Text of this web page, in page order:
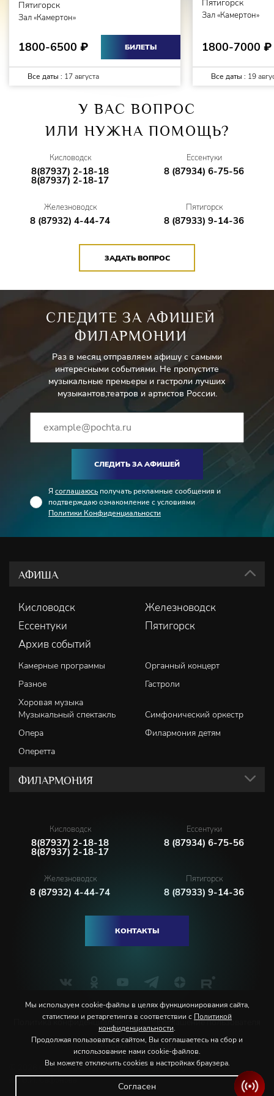
волшебства остается в сердце каждого зрителя,
побывавшего на концерте, вне зависимости от
местоположения на карте и языка исполнения!
Пятигорск
Зал «Камертон»
1800-6500 ₽ БИЛЕТЫ
Все даты : 17 августа
Пятигорск
Зал «Камертон»
1800-7000 ₽
Все даты : 19
У ВАС ВОПРОС
ИЛИ НУЖНА ПОМОЩЬ?
Кисловодск
8(87937) 2-18-18
8(87937) 2-18-17
Ессентуки
8 (87934) 6-75-56
Железноводск
8 (87932) 4-44-74
Пятигорск
8 (87933) 9-14-36
ЗАДАТЬ ВОПРОС
СЛЕДИТЕ ЗА АФИШЕЙ
ФИЛАРМОНИИ
Раз в месяц отправляем афишу с самыми
интересными событиями. Не пропустите
музыкальные премьеры и гастроли лучших
музыкантов,театров и артистов России.
СЛЕДИТЬ ЗА АФИШЕЙ
Я соглашаюсь получать рекламные сообщения и
подтверждаю ознакомление с условиями
Политики Конфиденциальности
АФИША
Кисловодск
Железноводск
Ессентуки
Пятигорск
Архив событий
Камерные программы
Органный концерт
Разное
Гастроли
Хоровая музыка
Музыкальный спектакль
Симфонический оркестр
Опера
Филармония детям
Оперетта
ФИЛАРМОНИЯ
Кисловодск
8(87937) 2-18-18
8(87937) 2-18-17
Ессентуки
8 (87934) 6-75-56
Железноводск
8 (87932) 4-44-74
Пятигорск
8 (87933) 9-14-36
КОНТАКТЫ
Политика конфиденциальности Соглашение пользователя
© 2026 Северо-Кавказская государственная филармония
им. В.И. Сафонова
Мы используем cookie-файлы в целях функционирования сайта,
статистики и ретаргетинга в соответствии с Политикой
конфиденциальности.
Продолжая пользоваться сайтом, Вы соглашаетесь на сбор и
использование нами cookie-файлов.
Вы можете отключить cookies в настройках браузера.
Согласен